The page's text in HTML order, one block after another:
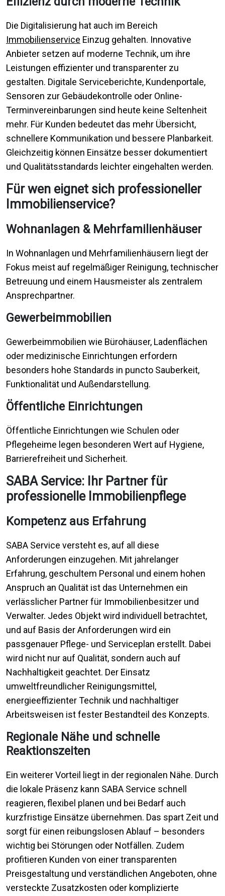
Die Digitalisierung hat auch im Bereich
Immobilienservice Einzug gehalten. Innovative
Anbieter setzen auf moderne Technik, um ihre
Leistungen effizienter und transparenter zu
gestalten. Digitale Serviceberichte, Kundenportale,
Sensoren zur Gebäudekontrolle oder Online-
Terminvereinbarungen sind heute keine Seltenheit
mehr. Für Kunden bedeutet das mehr Übersicht,
schnellere Kommunikation und bessere Planbarkeit.
Gleichzeitig können Einsätze besser dokumentiert
und Qualitätsstandards leichter eingehalten werden.
Für wen eignet sich professioneller
Immobilienservice?
Wohnanlagen & Mehrfamilienhäuser
In Wohnanlagen und Mehrfamilienhäusern liegt der
Fokus meist auf regelmäßiger Reinigung, technischer
Betreuung und einem Hausmeister als zentralem
Ansprechpartner.
Gewerbeimmobilien
Gewerbeimmobilien wie Bürohäuser, Ladenflächen
oder medizinische Einrichtungen erfordern
besonders hohe Standards in puncto Sauberkeit,
Funktionalität und Außendarstellung.
Öffentliche Einrichtungen
Öffentliche Einrichtungen wie Schulen oder
Pflegeheime legen besonderen Wert auf Hygiene,
Barrierefreiheit und Sicherheit.
SABA Service: Ihr Partner für
professionelle Immobilienpflege
Kompetenz aus Erfahrung
SABA Service versteht es, auf all diese
Anforderungen einzugehen. Mit jahrelanger
Erfahrung, geschultem Personal und einem hohen
Anspruch an Qualität ist das Unternehmen ein
verlässlicher Partner für Immobilienbesitzer und
Verwalter. Jedes Objekt wird individuell betrachtet,
und auf Basis der Anforderungen wird ein
passgenauer Pflege- und Serviceplan erstellt. Dabei
wird nicht nur auf Qualität, sondern auch auf
Nachhaltigkeit geachtet. Der Einsatz
umweltfreundlicher Reinigungsmittel,
energieeffizienter Technik und nachhaltiger
Arbeitsweisen ist fester Bestandteil des Konzepts.
Regionale Nähe und schnelle
Reaktionszeiten
Ein weiterer Vorteil liegt in der regionalen Nähe. Durch
die lokale Präsenz kann SABA Service schnell
reagieren, flexibel planen und bei Bedarf auch
kurzfristige Einsätze übernehmen. Das spart Zeit und
sorgt für einen reibungslosen Ablauf – besonders
wichtig bei Störungen oder Notfällen. Zudem
profitieren Kunden von einer transparenten
Preisgestaltung und verständlichen Angeboten, ohne
versteckte Zusatzkosten oder komplizierte